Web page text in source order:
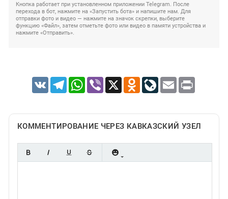
Кнопка работает при установленном приложении Telegram. После
перехода в бот, нажмите на «Запустить бота» и напишите нам. Для
отправки фото и видео — нажмите на значок скрепки, выберите
функцию «Файл», затем отметьте фото или видео в памяти устройства и
нажмите «Отправить».
VK TelegramWhatsApp
Viber X Odnoklassniki
LiveJournal
Email Print
КОММЕНТИРОВАНИЕ ЧЕРЕЗ КАВКАЗСКИЙ УЗЕЛ